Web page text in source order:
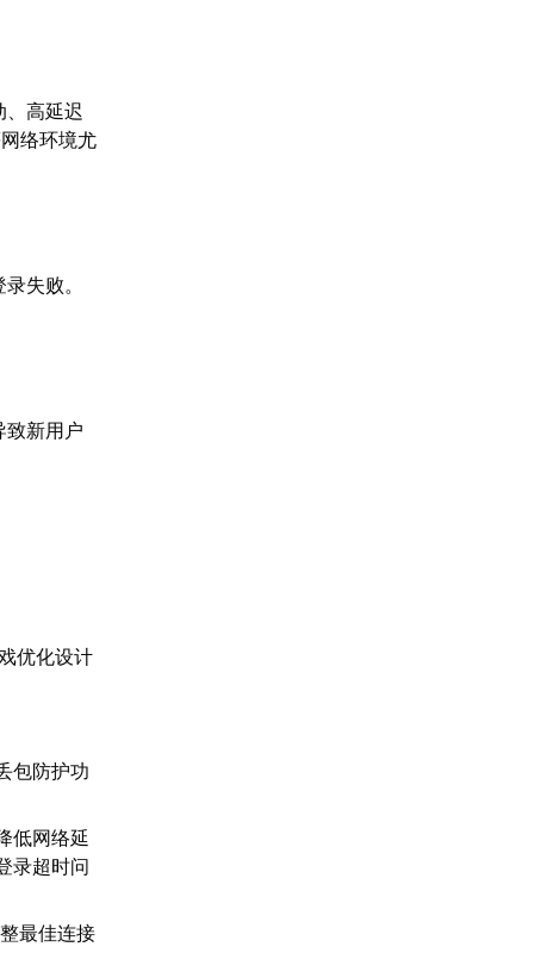
、高延迟
络环境尤
失败。
致新用户
优化设计
包防护功
低网络延
录超时问
最佳连接